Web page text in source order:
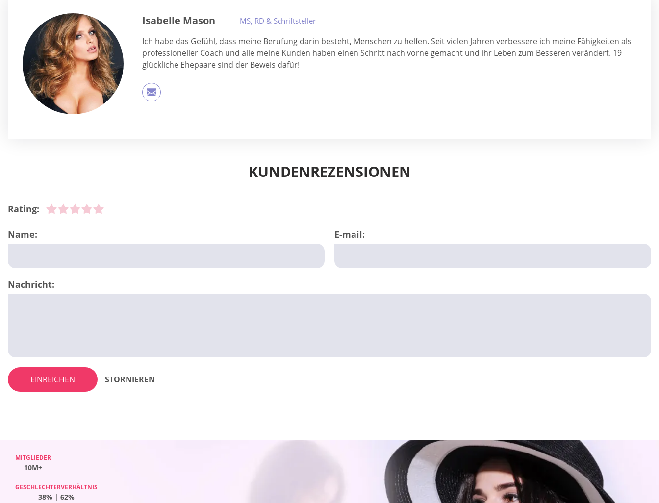
Isabelle Mason MS, RD & Schriftsteller
Ich habe das Gefühl, dass meine Berufung darin besteht, Menschen zu helfen. Seit vielen Jahren verbessere ich meine Fähigkeiten als
professioneller Coach und alle meine Kunden haben einen Schritt nach vorne gemacht und ihr Leben zum Besseren verändert. 19
glückliche Ehepaare sind der Beweis dafür!
KUNDENREZENSIONEN
Rating:
Name: E-mail:
Nachricht:
EINREICHEN STORNIEREN
MITGLIEDER
10M+
GESCHLECHTERVERHÄLTNIS
59% | 41%
MITGLIEDER
10M+
GESCHLECHTERVERHÄLTNIS
38% | 62%
MITGLIEDER
10M+
GESCHLECHTERVERHÄLTNIS
42% | 58%
MITGLIEDER
10M+
GESCHLECHTERVERHÄLTNIS
52% | 48%